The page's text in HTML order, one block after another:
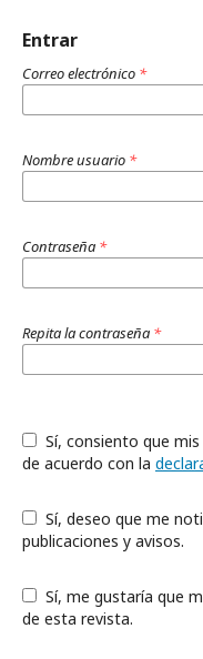
Entrar
Correo electrónico *
Nombre usuario *
Contraseña *
Repita la contraseña *
de acuerdo con la
publicaciones y avisos.
de esta revista.